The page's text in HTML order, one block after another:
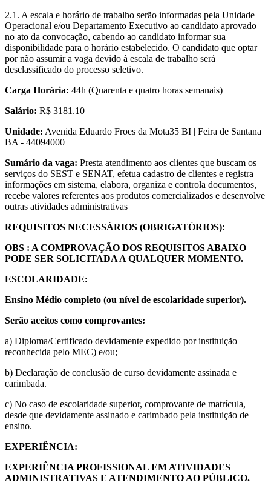
2.1. A escala e horário de trabalho serão informadas pela Unidade
Operacional e/ou Departamento Executivo ao candidato aprovado
no ato da convocação, cabendo ao candidato informar sua
disponibilidade para o horário estabelecido. O candidato que optar
por não assumir a vaga devido à escala de trabalho será
desclassificado do processo seletivo.
Carga Horária: 44h (Quarenta e quatro horas semanais)
Salário: R$ 3181.10
Unidade: Avenida Eduardo Froes da Mota35 BI | Feira de Santana
BA - 44094000
Sumário da vaga: Presta atendimento aos clientes que buscam os
serviços do SEST e SENAT, efetua cadastro de clientes e registra
informações em sistema, elabora, organiza e controla documentos,
recebe valores referentes aos produtos comercializados e desenvolve
outras atividades administrativas
REQUISITOS NECESSÁRIOS (OBRIGATÓRIOS):
OBS : A COMPROVAÇÃO DOS REQUISITOS ABAIXO
PODE SER SOLICITADA A QUALQUER MOMENTO.
ESCOLARIDADE:
Ensino Médio completo (ou nível de escolaridade superior).
Serão aceitos como comprovantes:
a) Diploma/Certificado devidamente expedido por instituição
reconhecida pelo MEC) e/ou;
b) Declaração de conclusão de curso devidamente assinada e
carimbada.
c) No caso de escolaridade superior, comprovante de matrícula,
desde que devidamente assinado e carimbado pela instituição de
ensino.
EXPERIÊNCIA:
EXPERIÊNCIA PROFISSIONAL EM ATIVIDADES
ADMINISTRATIVAS E ATENDIMENTO AO PÚBLICO.